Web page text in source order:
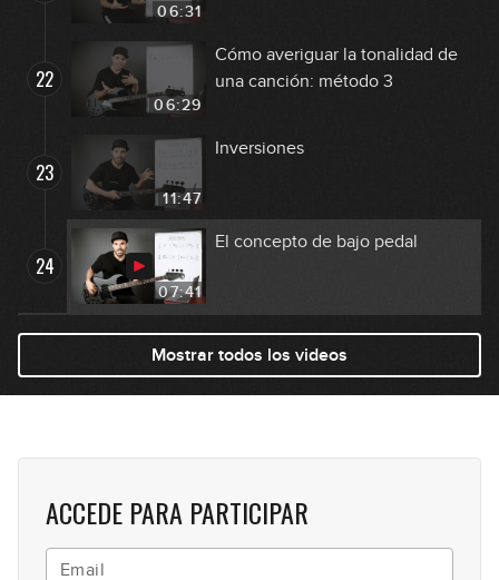
06:31
22
06:29
Cómo averiguar la tonalidad de
una canción: método 3
23
11:47
Inversiones
24
07:41
El concepto de bajo pedal
Mostrar todos los videos
ACCEDE PARA PARTICIPAR